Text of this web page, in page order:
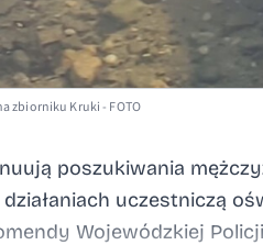
zbiorniku Kruki - FOTO
poszukiwania
działaniach uczestniczą
Wojewódzkiej